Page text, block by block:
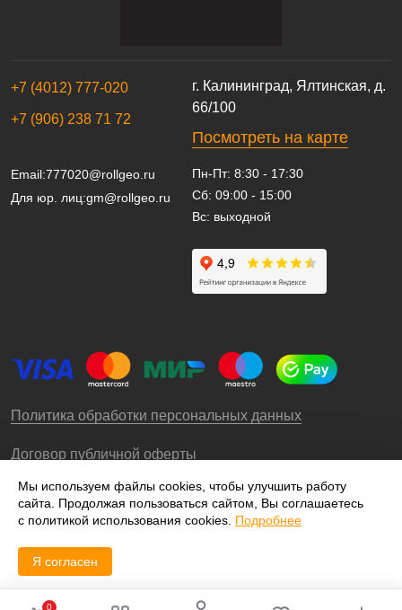
г. Калининград, Ялтинская, д.
66/100
Посмотреть на карте
+7 (4012) 777-020
+7 (906) 238 71 72
Email:777020@rollgeo.ru
Для юр. лиц:gm@rollgeo.ru
Пн-Пт: 8:30 - 17:30
Сб: 09:00 - 15:00
Вс: выходной
Политика обработки персональных данных
Договор публичной оферты
© 2009-2026 – ООО «Роллгео»
0
Мы используем файлы cookies, чтобы улучшить работу
сайта. Продолжая пользоваться сайтом, Вы соглашаетесь
с политикой использования cookies. Подробнее
Я согласен